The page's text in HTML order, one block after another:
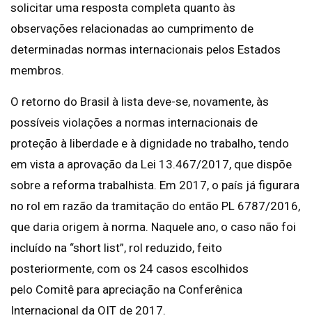
solicitar uma resposta completa quanto às
observações relacionadas ao cumprimento de
determinadas normas internacionais pelos Estados
membros.
O retorno do Brasil à lista deve-se, novamente, às
possíveis violações a normas internacionais de
proteção à liberdade e à dignidade no trabalho, tendo
em vista a aprovação da Lei 13.467/2017, que dispõe
sobre a reforma trabalhista. Em 2017, o país já figurara
no rol em razão da tramitação do então PL 6787/2016,
que daria origem à norma. Naquele ano, o caso não foi
incluído na “short list”, rol reduzido, feito
posteriormente, com os 24 casos escolhidos
pelo Comitê para apreciação na Conferênica
Internacional da OIT de 2017.